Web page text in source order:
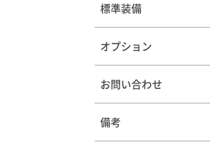
標準装備
オプション
お問い合わせ
備考